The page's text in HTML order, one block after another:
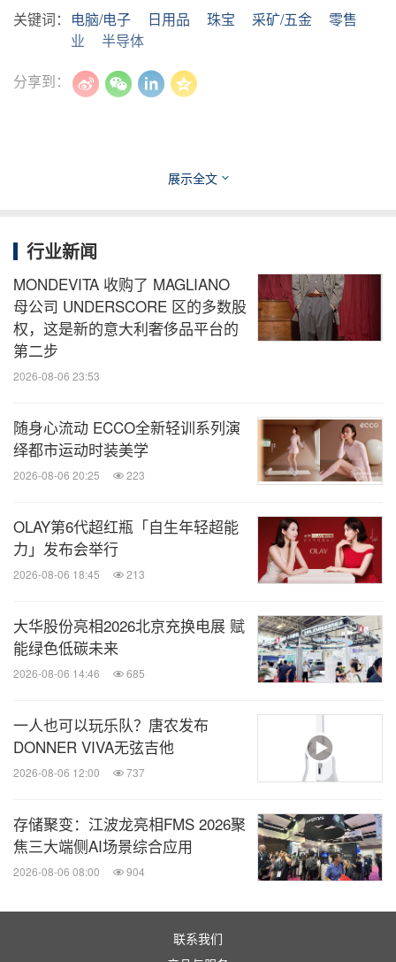
关键词： 电脑/电子 日用品 珠宝 采矿/五金
零售
业
半导体
分享到：
展示全文
行业新闻
MONDEVITA 收购了 MAGLIANO
母公司 UNDERSCORE 区的多数股
权，这是新的意大利奢侈品平台的
第二步
2026-08-06 23:53
随身心流动 ECCO全新轻训系列演
绎都市运动时装美学
2026-08-06 20:25 223
OLAY第6代超红瓶「自生年轻超能
力」发布会举行
2026-08-06 18:45 213
大华股份亮相2026北京充换电展 赋
能绿色低碳未来
2026-08-06 14:46 685
一人也可以玩乐队？唐农发布
DONNER VIVA无弦吉他
2026-08-06 12:00 737
存储聚变：江波龙亮相FMS 2026聚
焦三大端侧AI场景综合应用
2026-08-06 08:00 904
联系我们